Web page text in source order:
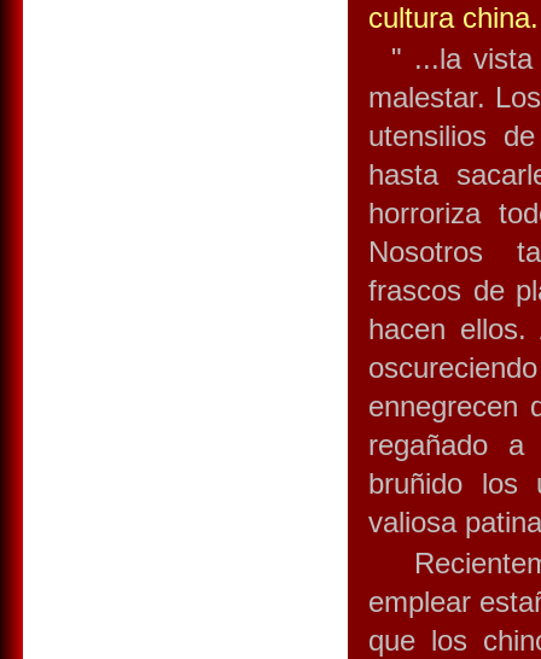
cultura china.
" ...la vista
malestar.
utensilios
hasta
horroriza
Nosotros
frascos de
hacen
ennegrecen
regañado a
bruñido los
valiosa
emplear
que los